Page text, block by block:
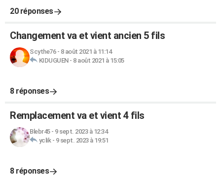
20 réponses
Changement va et vient ancien 5 fils
Scythe76- 8 août 2021 à 11:14
KIDUGUEN- 8 août 2021 à 15:05
8 réponses
Remplacement va et vient 4 fils
Blebr45- 9 sept. 2023 à 12:34
yclik- 9 sept. 2023 à 19:51
8 réponses